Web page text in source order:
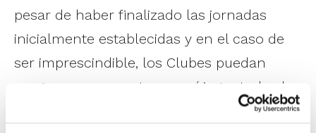
pesar de haber finalizado las jornadas
inicialmente establecidas y en el caso de
ser imprescindible, los Clubes puedan
programar encuentros y así jugar todos los